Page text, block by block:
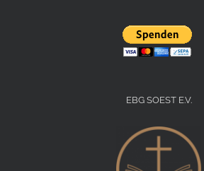
EBG SOEST E.V.